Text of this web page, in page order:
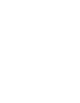
quan
el català
Paco
entre
“San
de la